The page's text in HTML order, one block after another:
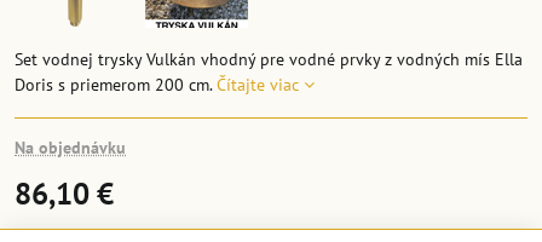
Set vodnej trysky Vulkán vhodný pre vodné prvky z vodných mís Ella
Doris s priemerom 200 cm.Čítajte viac
Na objednávku
86,10 €